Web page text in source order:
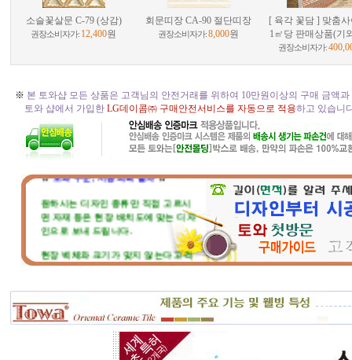
소슬꽃살문 C-79 (상감)
권장소비자가: 12,400원
회문띠장 CA-90 절단띠장
권장소비자가:8,000원
[ 육각 꽃담 ] 맞춤
1㎡당 판매상품(기
권장소비자가:
※ 본 토와샵 모든 상품은 고객님의 안전거래를 위하여 10만원이상의 구매 금액
토와 샵에서 가입한 LG데이콤㈜ 구매안전서비스를 자동으로 적용하고 있습니
면 자재 등은 현장 배치도에 맞는 디자
인으로 보내 드립니다.
현장 벽체와 크기가 맞지 않는다고 걱
정마세요. 부족하거나 남는부분은 자
토와 분청사기 부조 벽화는 일련
번호가 있으니, 근처에 타일공을 불러
직접 시공하시고, 번거러워 저희 시공
팀에 의뢰하시면, 시공 포함한 세부 견